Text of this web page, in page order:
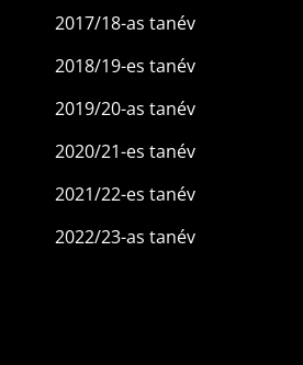
2017/18-as tanév
2018/19-es tanév
2019/20-as tanév
2020/21-es tanév
2021/22-es tanév
2022/23-as tanév